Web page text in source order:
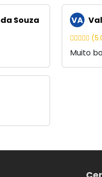
Souza VA
Muito